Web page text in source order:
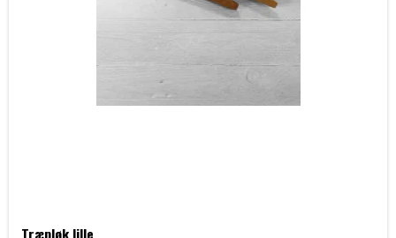
Træpløk lille